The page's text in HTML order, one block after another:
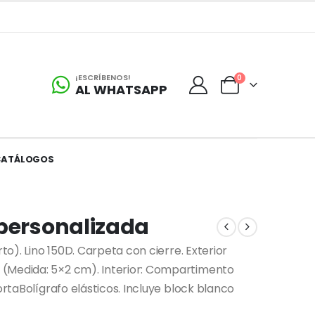
¡ESCRÍBENOS!
AL WHATSAPP
0
Lino 150D. Carpeta con cierre. Exterior
5×2 cm). Interior: Compartimento
elásticos. Incluye block blanco